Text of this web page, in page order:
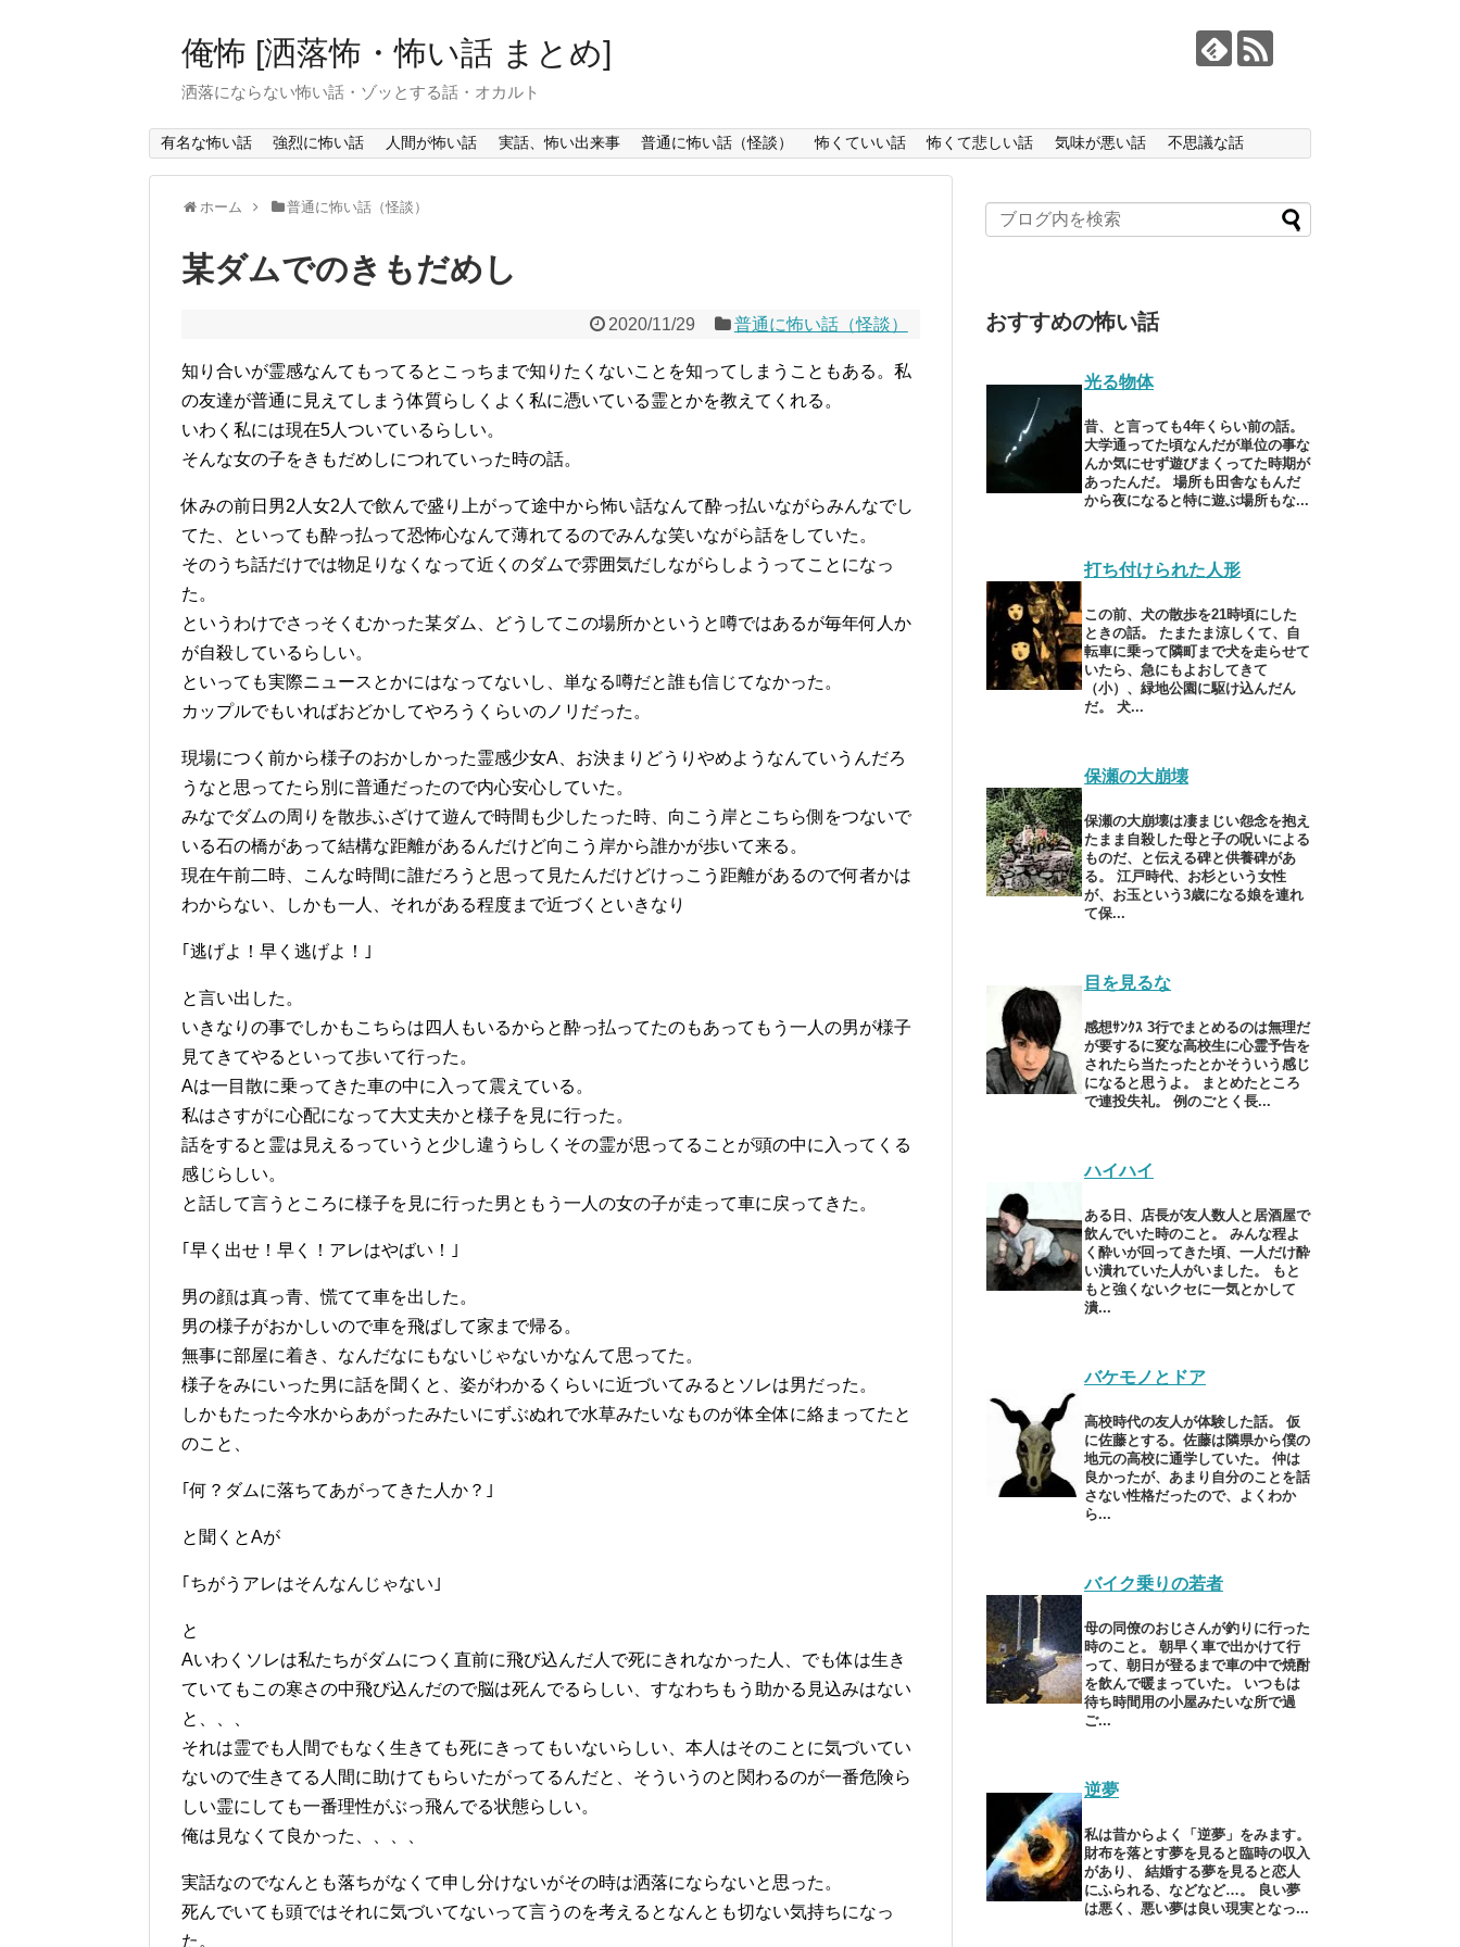
俺怖 [洒落怖・怖い話 まとめ]
洒落にならない怖い話・ゾッとする話・オカルト
有名な怖い話 強烈に怖い話 人間が怖い話 実話、怖い出来事 普通に怖い話（怪談） 怖くていい話 怖くて悲しい話 気味が悪い話 不思議な話
ホーム 普通に怖い話（怪談）
某ダムでのきもだめし
2020/11/29 普通に怖い話（怪談）
知り合いが霊感なんてもってるとこっちまで知りたくないことを知ってしまうこともある。私
の友達が普通に見えてしまう体質らしくよく私に憑いている霊とかを教えてくれる。
いわく私には現在5人ついているらしい。
そんな女の子をきもだめしにつれていった時の話。
休みの前日男2人女2人で飲んで盛り上がって途中から怖い話なんて酔っ払いながらみんなでし
てた、といっても酔っ払って恐怖心なんて薄れてるのでみんな笑いながら話をしていた。
そのうち話だけでは物足りなくなって近くのダムで雰囲気だしながらしようってことになっ
た。
というわけでさっそくむかった某ダム、どうしてこの場所かというと噂ではあるが毎年何人か
が自殺しているらしい。
といっても実際ニュースとかにはなってないし、単なる噂だと誰も信じてなかった。
カップルでもいればおどかしてやろうくらいのノリだった。
現場につく前から様子のおかしかった霊感少女A、お決まりどうりやめようなんていうんだろ
うなと思ってたら別に普通だったので内心安心していた。
みなでダムの周りを散歩ふざけて遊んで時間も少したった時、向こう岸とこちら側をつないで
いる石の橋があって結構な距離があるんだけど向こう岸から誰かが歩いて来る。
現在午前二時、こんな時間に誰だろうと思って見たんだけどけっこう距離があるので何者かは
わからない、しかも一人、それがある程度まで近づくといきなり
｢逃げよ！早く逃げよ！｣
と言い出した。
いきなりの事でしかもこちらは四人もいるからと酔っ払ってたのもあってもう一人の男が様子
見てきてやるといって歩いて行った。
Aは一目散に乗ってきた車の中に入って震えている。
私はさすがに心配になって大丈夫かと様子を見に行った。
話をすると霊は見えるっていうと少し違うらしくその霊が思ってることが頭の中に入ってくる
感じらしい。
と話して言うところに様子を見に行った男ともう一人の女の子が走って車に戻ってきた。
｢早く出せ！早く！アレはやばい！｣
男の顔は真っ青、慌てて車を出した。
男の様子がおかしいので車を飛ばして家まで帰る。
無事に部屋に着き、なんだなにもないじゃないかなんて思ってた。
様子をみにいった男に話を聞くと、姿がわかるくらいに近づいてみるとソレは男だった。
しかもたった今水からあがったみたいにずぶぬれで水草みたいなものが体全体に絡まってたと
のこと、
｢何？ダムに落ちてあがってきた人か？｣
と聞くとAが
｢ちがうアレはそんなんじゃない｣
と
Aいわくソレは私たちがダムにつく直前に飛び込んだ人で死にきれなかった人、でも体は生き
ていてもこの寒さの中飛び込んだので脳は死んでるらしい、すなわちもう助かる見込みはない
と、、、
それは霊でも人間でもなく生きても死にきってもいないらしい、本人はそのことに気づいてい
ないので生きてる人間に助けてもらいたがってるんだと、そういうのと関わるのが一番危険ら
しい霊にしても一番理性がぶっ飛んでる状態らしい。
俺は見なくて良かった、、、、
実話なのでなんとも落ちがなくて申し分けないがその時は洒落にならないと思った。
死んでいても頭ではそれに気づいてないって言うのを考えるとなんとも切ない気持ちになっ
た。
おすすめの怖い話
光る物体
昔、と言っても4年くらい前の話。
大学通ってた頃なんだが単位の事な
んか気にせず遊びまくってた時期が
あったんだ。 場所も田舎なもんだ
から夜になると特に遊ぶ場所もな...
打ち付けられた人形
この前、犬の散歩を21時頃にした
ときの話。 たまたま涼しくて、自
転車に乗って隣町まで犬を走らせて
いたら、急にもよおしてきて
（小）、緑地公園に駆け込んだん
だ。 犬...
保瀬の大崩壊
保瀬の大崩壊は凄まじい怨念を抱え
たまま自殺した母と子の呪いによる
ものだ、と伝える碑と供養碑があ
る。 江戸時代、お杉という女性
が、お玉という3歳になる娘を連れ
て保...
目を見るな
感想ｻﾝｸｽ 3行でまとめるのは無理だ
が要するに変な高校生に心霊予告を
されたら当たったとかそういう感じ
になると思うよ。 まとめたところ
で連投失礼。 例のごとく長...
ハイハイ
ある日、店長が友人数人と居酒屋で
飲んでいた時のこと。 みんな程よ
く酔いが回ってきた頃、一人だけ酔
い潰れていた人がいました。 もと
もと強くないクセに一気とかして
潰...
バケモノとドア
高校時代の友人が体験した話。 仮
に佐藤とする。佐藤は隣県から僕の
地元の高校に通学していた。 仲は
良かったが、あまり自分のことを話
さない性格だったので、よくわか
ら...
バイク乗りの若者
母の同僚のおじさんが釣りに行った
時のこと。 朝早く車で出かけて行
って、朝日が登るまで車の中で焼酎
を飲んで暖まっていた。 いつもは
待ち時間用の小屋みたいな所で過
ご...
逆夢
私は昔からよく「逆夢」をみます。
財布を落とす夢を見ると臨時の収入
があり、 結婚する夢を見ると恋人
にふられる、などなど…。 良い夢
は悪く、悪い夢は良い現実となっ...